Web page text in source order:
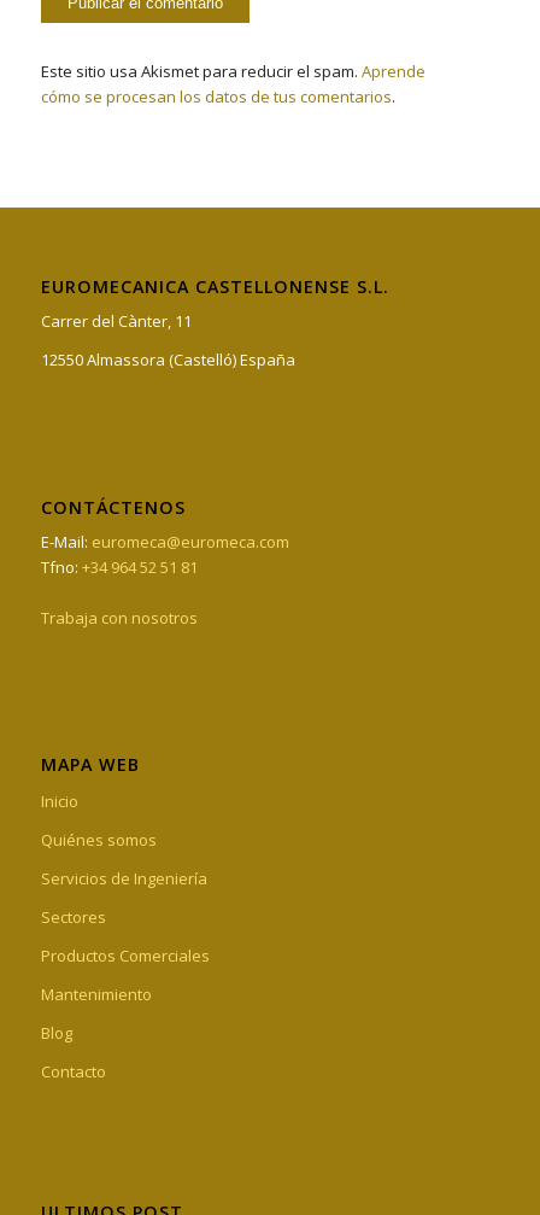
Este sitio usa Akismet para reducir el spam. Aprende
cómo se procesan los datos de tus comentarios.
EUROMECANICA CASTELLONENSE S.L.
Carrer del Cànter, 11
12550 Almassora (Castelló) España
CONTÁCTENOS
E-Mail: euromeca@euromeca.com
Tfno: +34 964 52 51 81
Trabaja con nosotros
MAPA WEB
Inicio
Quiénes somos
Servicios de Ingeniería
Sectores
Productos Comerciales
Mantenimiento
Blog
Contacto